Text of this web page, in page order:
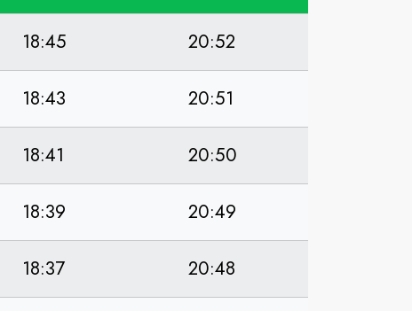
18:45 20:52
18:43 20:51
18:41 20:50
18:39 20:49
18:37 20:48